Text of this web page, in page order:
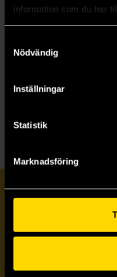
information som du har
samlat in när du har
Nödvändig
Inställningar
Statistik
Marknadsföring
John Tarachine